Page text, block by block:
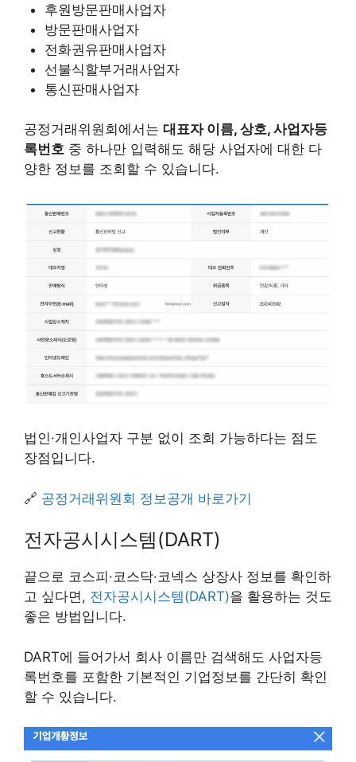
후원방문판매사업자
방문판매사업자
전화권유판매사업자
선불식할부거래사업자
통신판매사업자
공정거래위원회에서는 대표자 이름, 상호, 사업자등
록번호 중 하나만 입력해도 해당 사업자에 대한 다
양한 정보를 조회할 수 있습니다.
법인·개인사업자 구분 없이 조회 가능하다는 점도
장점입니다.
🔗 공정거래위원회 정보공개 바로가기
전자공시시스템(DART)
끝으로 코스피·코스닥·코넥스 상장사 정보를 확인하
고 싶다면, 전자공시시스템(DART)을 활용하는 것도
좋은 방법입니다.
DART에 들어가서 회사 이름만 검색해도 사업자등
록번호를 포함한 기본적인 기업정보를 간단히 확인
할 수 있습니다.